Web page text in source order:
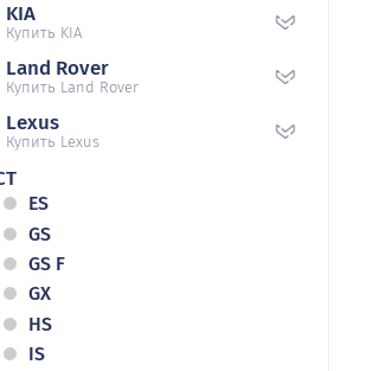
KIA
Купить KIA
Land Rover
Купить Land Rover
Lexus
Купить Lexus
ES
GS
GS F
GX
HS
IS